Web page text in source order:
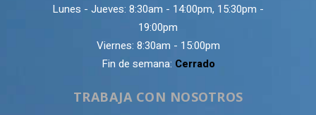
Lunes - Jueves: 8:30am - 14:00pm, 15:30pm -
19:00pm
Viernes: 8:30am - 15:00pm
Fin de semana: Cerrado
TRABAJA CON NOSOTROS